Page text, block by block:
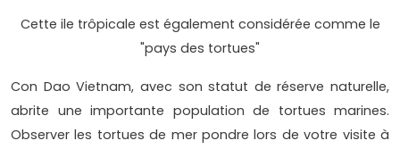
Cette ile trôpicale est également considérée comme le
"pays des tortues"
Con Dao Vietnam, avec son statut de réserve naturelle,
abrite une importante population de tortues marines.
Observer les tortues de mer pondre lors de votre visite à